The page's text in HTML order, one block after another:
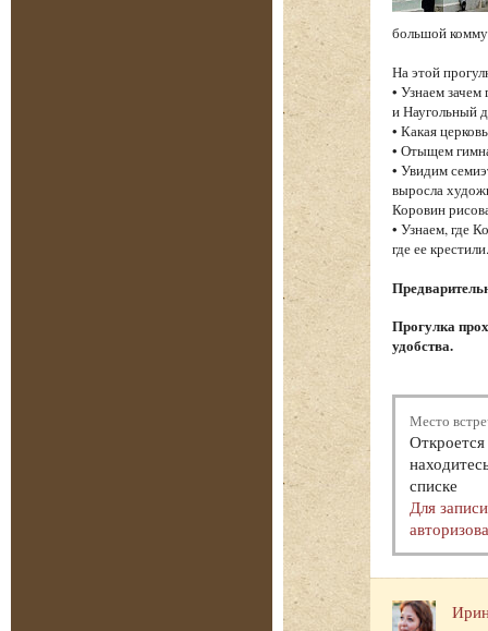
большой
На этой
• Узнаем
и Наугольный
• Какая
• Отыщем
• Увидим
выросла
Коровин
• Узнаем, где
где ее крестили.
Прогулка
удобства.
Место
списке
Для